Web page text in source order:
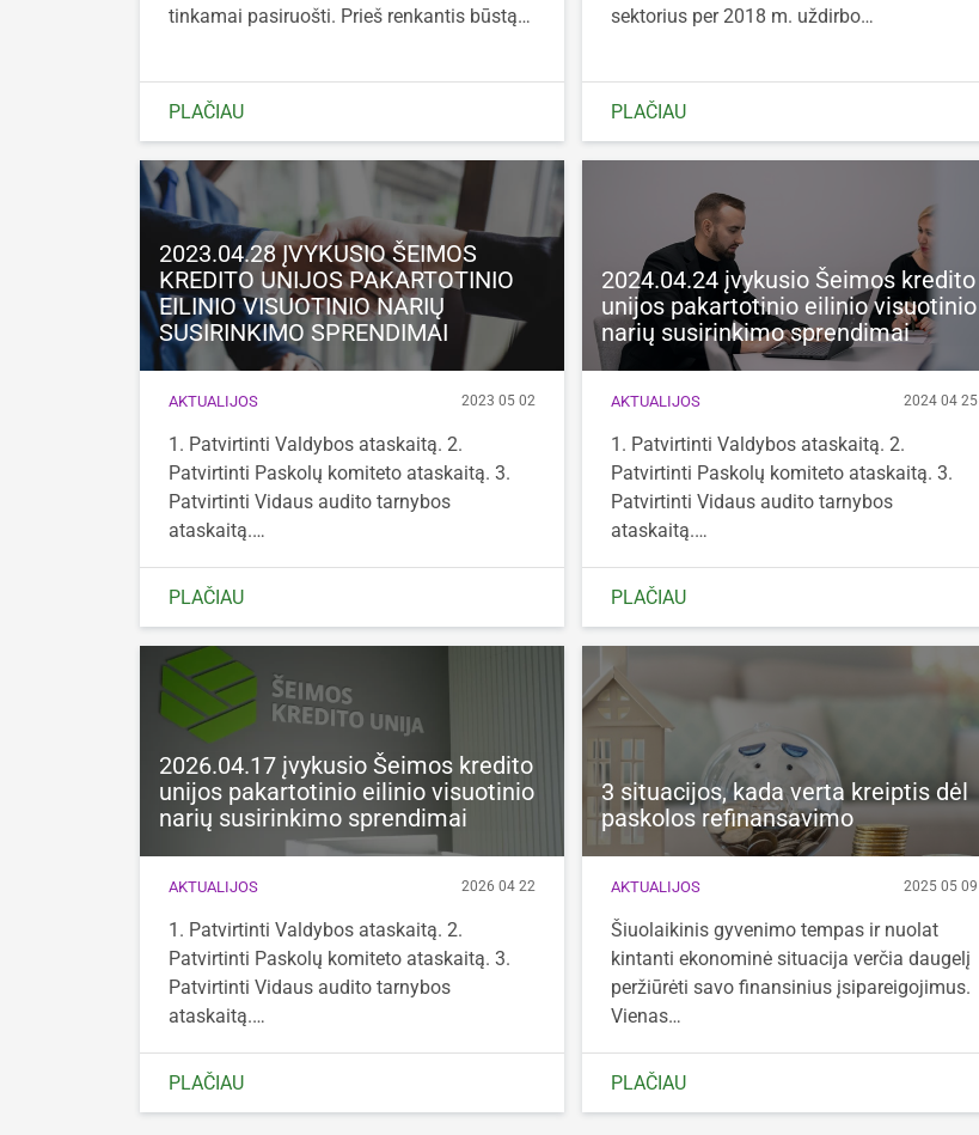
tinkamai pasiruošti. Prieš renkantis būstą…
PLAČIAU
sektorius per 2018 m. uždirbo…
PLAČIAU
2023.04.28 ĮVYKUSIO ŠEIMOS
KREDITO UNIJOS PAKARTOTINIO
EILINIO VISUOTINIO NARIŲ
SUSIRINKIMO SPRENDIMAI
AKTUALIJOS 2023 05 02
1. Patvirtinti Valdybos ataskaitą. 2.
Patvirtinti Paskolų komiteto ataskaitą. 3.
Patvirtinti Vidaus audito tarnybos
ataskaitą.…
PLAČIAU
2024.04.24 įvykusio Šeimos kredito
unijos pakartotinio eilinio visuotinio
narių susirinkimo sprendimai
AKTUALIJOS 2024 04 25
1. Patvirtinti Valdybos ataskaitą. 2.
Patvirtinti Paskolų komiteto ataskaitą. 3.
Patvirtinti Vidaus audito tarnybos
ataskaitą.…
PLAČIAU
2026.04.17 įvykusio Šeimos kredito
unijos pakartotinio eilinio visuotinio
narių susirinkimo sprendimai
AKTUALIJOS 2026 04 22
1. Patvirtinti Valdybos ataskaitą. 2.
Patvirtinti Paskolų komiteto ataskaitą. 3.
Patvirtinti Vidaus audito tarnybos
ataskaitą.…
PLAČIAU
3 situacijos, kada verta kreiptis dėl
paskolos refinansavimo
AKTUALIJOS 2025 05 09
Šiuolaikinis gyvenimo tempas ir nuolat
kintanti ekonominė situacija verčia daugelį
peržiūrėti savo finansinius įsipareigojimus.
Vienas…
PLAČIAU